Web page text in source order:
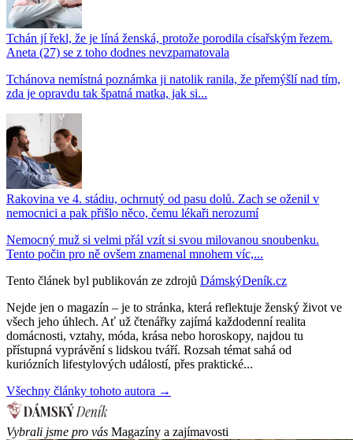
Tchán jí řekl, že je líná ženská, protože porodila císařským řezem.
Aneta (27) se z toho dodnes nevzpamatovala
Tchánova nemístná poznámka ji natolik ranila, že přemýšlí nad tím,
zda je opravdu tak špatná matka, jak si...
Rakovina ve 4. stádiu, ochrnutý od pasu dolů. Zach se oženil v
nemocnici a pak přišlo něco, čemu lékaři nerozumí
Nemocný muž si velmi přál vzít si svou milovanou snoubenku.
Tento počin pro ně ovšem znamenal mnohem víc,...
Tento článek byl publikován ze zdrojů DámskýDeník.cz
Nejde jen o magazín – je to stránka, která reflektuje ženský život ve
všech jeho úhlech. Ať už čtenářky zajímá každodenní realita
domácnosti, vztahy, móda, krása nebo horoskopy, najdou tu
přístupná vyprávění s lidskou tváří. Rozsah témat sahá od
kuriózních lifestylových událostí, přes praktické...
Všechny články tohoto autora →
Vybrali jsme pro vás Magazíny a zajímavosti